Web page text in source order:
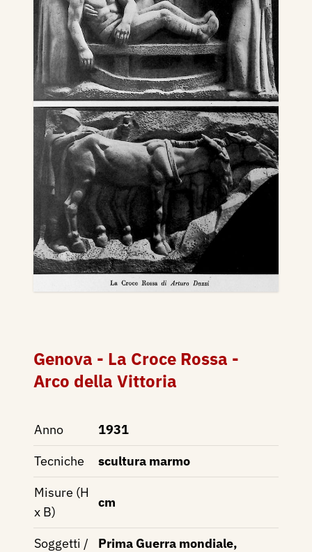
Genova - La Croce Rossa -
Arco della Vittoria
Anno
1931
Tecniche
scultura marmo
Misure (H
x B)
cm
Soggetti /
Prima Guerra mondiale,